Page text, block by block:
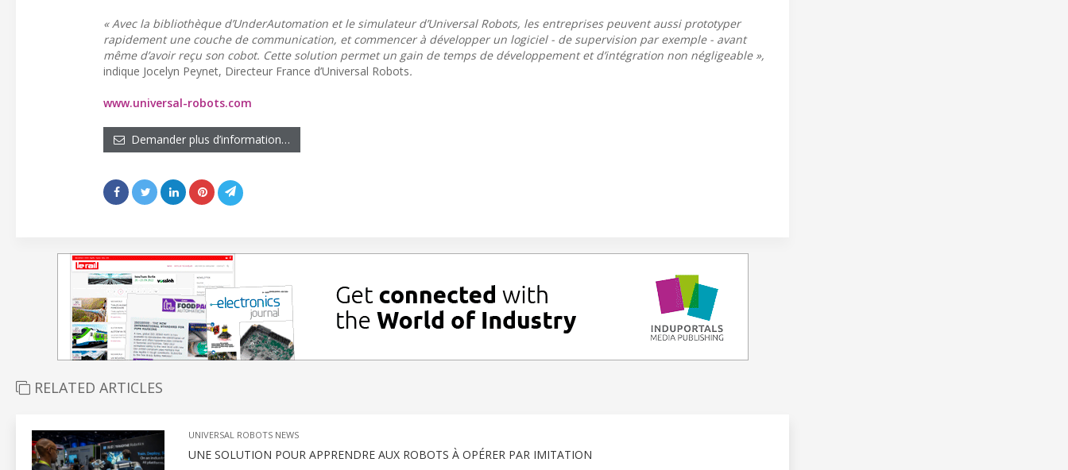
« Avec la bibliothèque d’UnderAutomation et le simulateur d’Universal Robots, les entreprises peuvent aussi prototyper
rapidement une couche de communication, et commencer à développer un logiciel - de supervision par exemple - avant
même d’avoir reçu son cobot. Cette solution permet un gain de temps de développement et d’intégration non négligeable »,
indique Jocelyn Peynet, Directeur France d’Universal Robots.
www.universal-robots.com
Demander plus d’information…
RELATED ARTICLES
UNIVERSAL ROBOTS NEWS
UNE SOLUTION POUR APPRENDRE AUX ROBOTS À OPÉRER PAR IMITATION